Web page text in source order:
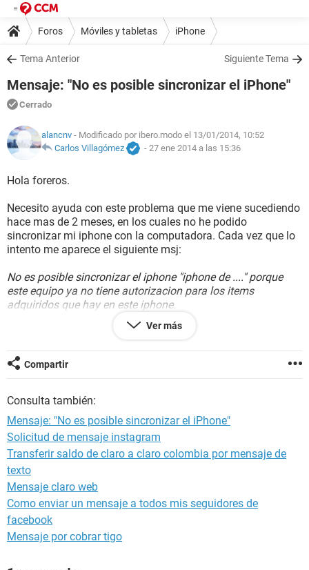
Foros Móviles y tabletas iPhone
Tema Anterior Siguiente Tema
Mensaje: "No es posible sincronizar el iPhone"
Cerrado
alancnv - Modificado por ibero.modo el 13/01/2014, 10:52
Carlos Villagómez
- 27 ene 2014 a las 15:36
Hola foreros.
Necesito ayuda con este problema que me viene sucediendo
hace mas de 2 meses, en los cuales no he podido
sincronizar mi iphone con la computadora. Cada vez que lo
intento me aparece el siguiente msj:
No es posible sincronizar el iphone "iphone de ...." porque
este equipo ya no tiene autorizacion para los items
adquiridos que hay en este iphone.
Luego de retirar y volver a dar autorizacion a la
esta computadora ya está autorizada
disponibles.
Si hay alguien capaz de encontrar una solucion debe ser un
forero de kioskea!
Ver más
Compartir
Consulta también:
Mensaje: "No es posible sincronizar el iPhone"
Solicitud de mensaje instagram
Transferir saldo de claro a claro colombia por mensaje de
texto
Mensaje claro web
Como enviar un mensaje a todos mis seguidores de
facebook
Mensaje por cobrar tigo